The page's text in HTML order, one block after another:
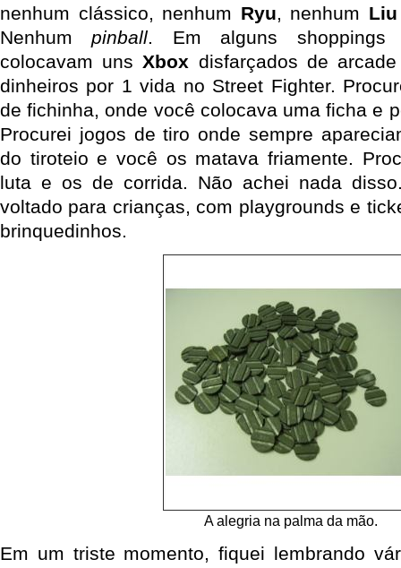
nenhum clássico, nenhum Ryu, nenhum
Nenhumpinball. Em alguns shoppings
colocavam unsXbox disfarçados de
dinheiros por 1 vida no Street Fighter.
de fichinha, onde você colocava uma ficha e
Procurei jogos de tiro onde sempre
do tiroteio e você os matava friamente.
luta e os de corrida. Não achei nada
voltado para crianças, com playgrounds e
brinquedinhos.
A alegria na palma da mão.
Em um triste momento, fiquei lembrando